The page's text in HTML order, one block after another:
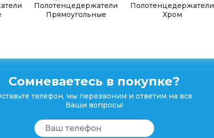
Полотенцедержатели
Прямоугольные
Полотенцедержатели
Хром
Сомневаетесь в покупке?
телефон, мы перезвоним и ответим на все
Ваши вопросы!